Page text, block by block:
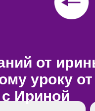
от
уроку
с Ириной